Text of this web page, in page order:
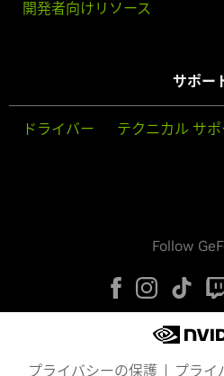
開発者向けリソース
サポー
ドライバー テクニカル サポ
Follow
プライバシーの保護 プライ